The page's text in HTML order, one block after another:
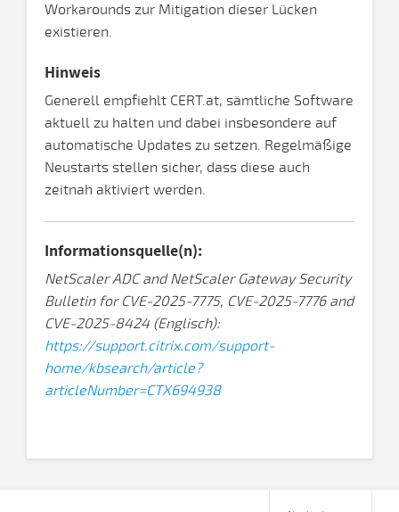
Workarounds zur Mitigation dieser Lücken
existieren.
Hinweis
Generell empfiehlt CERT.at, sämtliche Software
aktuell zu halten und dabei insbesondere auf
automatische Updates zu setzen. Regelmäßige
Neustarts stellen sicher, dass diese auch
zeitnah aktiviert werden.
Informationsquelle(n):
NetScaler ADC and NetScaler Gateway Security
Bulletin for CVE-2025-7775, CVE-2025-7776 and
CVE-2025-8424 (Englisch):
https://support.citrix.com/support-
home/kbsearch/article?
articleNumber=CTX694938